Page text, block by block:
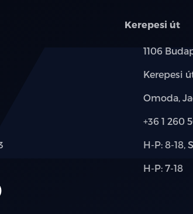
8m
Kerepesi út
Település:
1106
Cím:
Kerepesi
Márkák:
Omoda,
Telefon:
+36 1 260
Új-
használt
H-P: 8-18,
Alkatrész,
H-P: 7-18